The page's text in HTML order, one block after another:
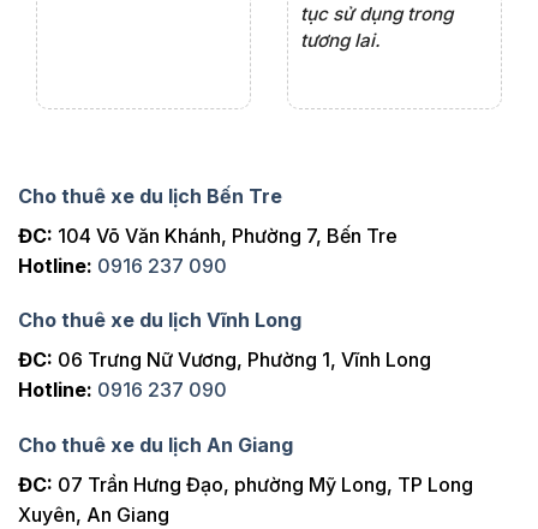
tục sử dụng trong
tương lai.
Cho thuê xe du lịch Bến Tre
ĐC: 104 Võ Văn Khánh, Phường 7, Bến Tre
Hotline: 0916 237 090
Cho thuê xe du lịch Vĩnh Long
ĐC: 06 Trưng Nữ Vương, Phường 1, Vĩnh Long
Hotline: 0916 237 090
Cho thuê xe du lịch An Giang
ĐC: 07 Trần Hưng Đạo, phường Mỹ Long, TP Long
Xuyên, An Giang